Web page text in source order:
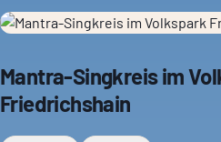
Mantra-Singkreis im
Friedrichshain